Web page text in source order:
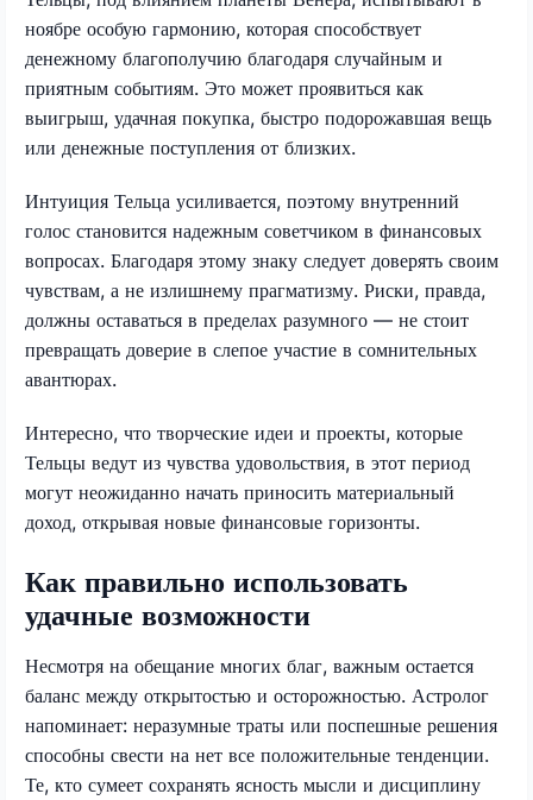
ноябре особую гармонию, которая способствует
денежному благополучию благодаря случайным и
приятным событиям. Это может проявиться как
выигрыш, удачная покупка, быстро подорожавшая вещь
или денежные поступления от близких.
Интуиция Тельца усиливается, поэтому внутренний
голос становится надежным советчиком в финансовых
вопросах. Благодаря этому знаку следует доверять своим
чувствам, а не излишнему прагматизму. Риски, правда,
должны оставаться в пределах разумного — не стоит
превращать доверие в слепое участие в сомнительных
авантюрах.
Интересно, что творческие идеи и проекты, которые
Тельцы ведут из чувства удовольствия, в этот период
могут неожиданно начать приносить материальный
доход, открывая новые финансовые горизонты.
Как правильно использовать
удачные возможности
Несмотря на обещание многих благ, важным остается
баланс между открытостью и осторожностью. Астролог
напоминает: неразумные траты или поспешные решения
способны свести на нет все положительные тенденции.
Те, кто сумеет сохранять ясность мысли и дисциплину